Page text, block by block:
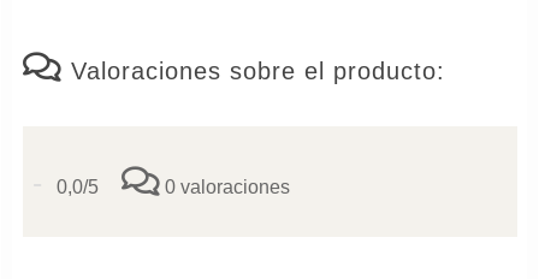
Valoraciones sobre el producto:
0,0/5 0 valoraciones